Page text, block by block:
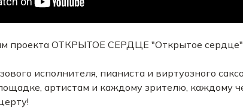
проекта ОТКРЫТОЕ СЕРДЦЕ "Открытое
исполнителя, пианиста и виртуозного
артистам и каждому зрителю, каждому